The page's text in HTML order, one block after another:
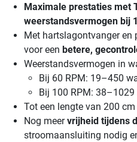
Maximale prestaties met
weerstandsvermogen bij
Met hartslagontvanger en
voor een betere,
Weerstandsvermogen in
Bij 60 RPM: 19–450
Bij 100 RPM:
Tot een lengte van 200 cm
Nog meervrijheid tijdens
stroomaansluiting nodig